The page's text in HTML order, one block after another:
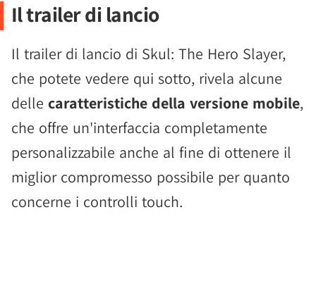
Il trailer di lancio
Il trailer di lancio di Skul: The Hero Slayer,
che potete vedere qui sotto, rivela alcune
delle caratteristiche della versione mobile,
che offre un'interfaccia completamente
personalizzabile anche al fine di ottenere il
miglior compromesso possibile per quanto
concerne i controlli touch.